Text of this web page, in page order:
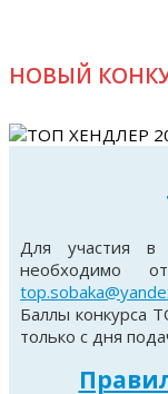
JUNIOR WORLD
TOP RUSSELL
VETERAN
НОВЫЙ
Для участия
необходимо
Баллы конкурса
только с дня